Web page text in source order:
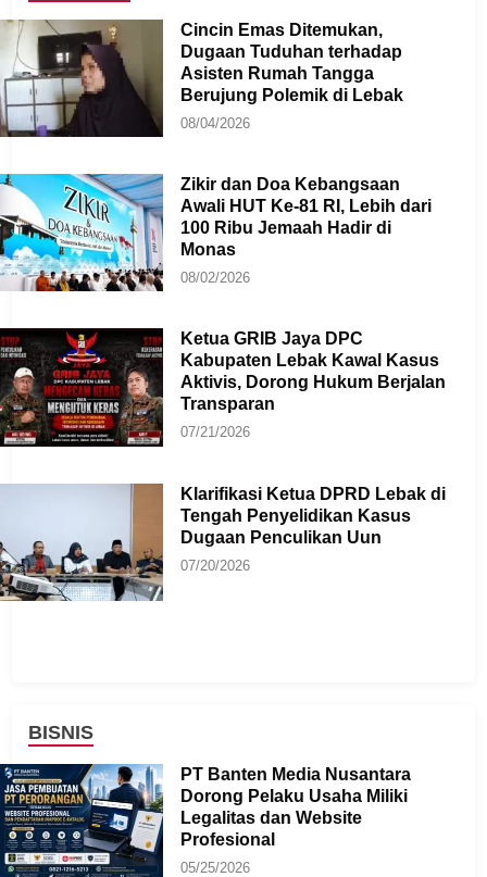
Cincin Emas Ditemukan,
Dugaan Tuduhan terhadap
Asisten Rumah Tangga
Berujung Polemik di Lebak
08/04/2026
Zikir dan Doa Kebangsaan
Awali HUT Ke-81 RI, Lebih dari
100 Ribu Jemaah Hadir di
Monas
08/02/2026
Ketua GRIB Jaya DPC
Kabupaten Lebak Kawal Kasus
Aktivis, Dorong Hukum Berjalan
Transparan
07/21/2026
Klarifikasi Ketua DPRD Lebak di
Tengah Penyelidikan Kasus
Dugaan Penculikan Uun
07/20/2026
BISNIS
PT Banten Media Nusantara
Dorong Pelaku Usaha Miliki
Legalitas dan Website
Profesional
05/25/2026